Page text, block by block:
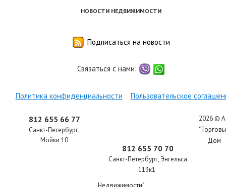
НОВОСТИ НЕДВИЖИМОСТИ
Подписаться на новости
Связаться с нами:
viber
whatsapp
Политика конфиденциальности Пользовательское
812 655 66 77
Санкт-Петербург,
Мойки 10
812 655 70 70
Санкт-Петербург, Энгельса
113к1
2026 ©
Дом